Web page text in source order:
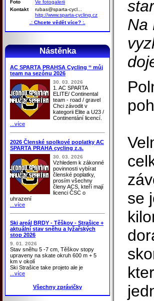
Foto
Ve fotogalerii
Kontakt
rubas@sparta-cycl...
hitp://www.sparta-cycling.cz
.: Chcete vědět více? :.
Nástěnka
AC SPARTA PRAHSA Cycling ‘‘ můj
team na sezónu 2026
30. 03. 2026
1. AC SPARTA
ELITE/ Continental
team - road / gravel
Chci závodit v
kategorii Elite a U23 /
Continentání licencí.
...více
2026 Členské spolkové poplatky AC
SPARTA PRAHA cycling z.s.
30. 03. 2026
Vzhledem k zákonné
povinnosti vybírat
členské poplatky,
prosím všechny
členy ACS, kteří mají
licenci ČSC o
uhrazení
...více
Ski areál BRDY - Těškov - Strašice +
aktuální stav sněhu a lyžařských
stop 2026
9. 01. 2026
Stav sněhu 5 -7 cm, Těškov stopy
upraveny na skate okruh 600 m + 5
km v okolí
Ski Strašice take projeto ale je
...více
Všechny zprávičky
Na
se